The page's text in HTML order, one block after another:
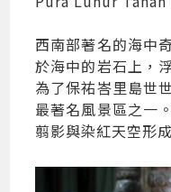
西南部著名的海中
於海中的岩石上，
為了保祐峇里島世
最著名風景區之一
翦影與染紅天空形